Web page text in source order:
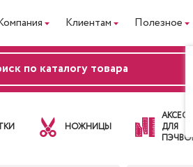
Клиентам Полезное
НОЖНИЦЫ
ДЛЯ